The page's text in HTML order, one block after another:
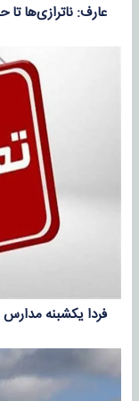
عارف: ناترازی‌ها
فردا یکشبنه